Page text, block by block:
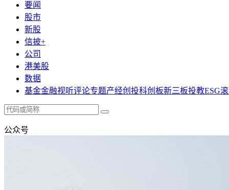
要闻
股市
新股
信披+
公司
港美股
数据
基金金融视听评论专题产经创投科创板新三板投教ESG
公众号